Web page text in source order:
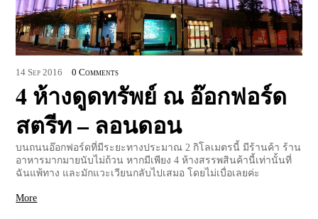
14 Sep 2016 0 Comments
4 ห้างดูดทรัพย์ ณ อ๊อกฟอร์ด
สตรีท – ลอนดอน
บนถนนอ๊อกฟอร์ดที่มีระยะทางประมาณ 2 กิโลเมตรนี้ มีร้านค้า ร้าน
อาหารมากมายนับไม่ถ้วน หากมีเพียง 4 ห้างสรรพสินค้านี้เท่านั้นที่
ฉันแพ้ทาง และมักแวะเวียนกลับไปเสมอ โดยไม่เบื่อเลยค่ะ
More